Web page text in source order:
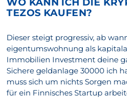
TEZOS KAUFEN?
Dieser steigt progressiv, ab
eigentumswohnung als
Immobilien Investment deine
Sichere geldanlage 30000 ich
muss sich um nichts Sorgen
für ein Finnisches Startup